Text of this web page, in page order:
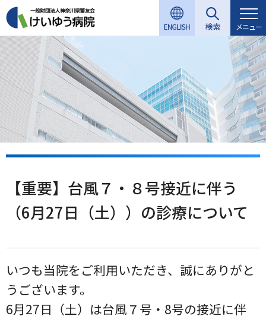
グ
ロ
ー
バ
ル
ナ
ビ
ゲ
ー
シ
ョ
本
文
へ
ロ
ー
カ
ル
ナ
ビ
ゲ
ー
シ
ョ
ン
フ
ッ
タ
ー
へ
メニュー
【重要】台風７・８号接近に伴う
（6月27日（土））の診療について
いつも当院をご利用いただき、誠にありがと
うございます。
6月27日（土）は台風７号・8号の接近に伴